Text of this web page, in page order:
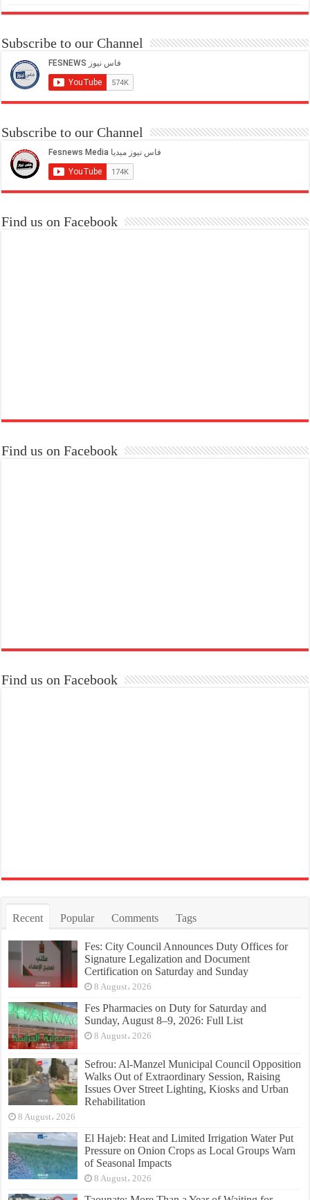
Subscribe to our Channel
Subscribe to our Channel
Find us on Facebook
Find us on Facebook
Find us on Facebook
Recent Popular Comments Tags
Fes: City Council Announces Duty Offices for
Signature Legalization and Document
Certification on Saturday and Sunday
8 August، 2026
Fes Pharmacies on Duty for Saturday and
Sunday, August 8–9, 2026: Full List
8 August، 2026
Sefrou: Al-Manzel Municipal Council Opposition
Walks Out of Extraordinary Session, Raising
Issues Over Street Lighting, Kiosks and Urban
Rehabilitation
8 August، 2026
El Hajeb: Heat and Limited Irrigation Water Put
Pressure on Onion Crops as Local Groups Warn
of Seasonal Impacts
8 August، 2026